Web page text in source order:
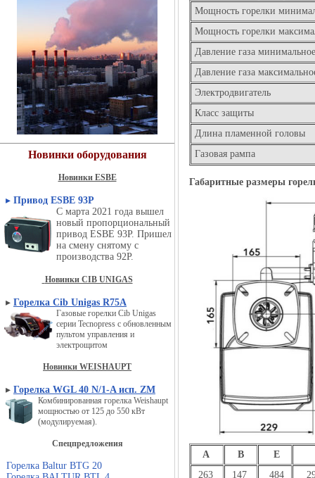
Новинки оборудования
Новинки ESBE
▸ Привод ESBE 93P
С марта 2021 года вышел
новый пропорциональный
привод ESBE 93P. Пришел
на смену снятому с
производства 92P.
Новинки CIB UNIGAS
▸ Горелка Cib Unigas R75A
Газовые горелки Cib Unigas
серии Tecnopress с обновленным
пультом управления и
электрощитом
Новинки WEISHAUPT
▸ Горелка WGL 40 N/1-A исп. ZM
Комбинированная горелка Weishaupt
мощностью от 125 до 550 кВт
(модулируемая).
Спецпредложения
Горелка Baltur BTG 20
Мощность горелки
Мощность горелки
Давление газа
Давление газа
Электродвигатель
Класс защиты
Длина пламенной головы
Газовая рампа
Габаритные размеры
A B
E
263
147 484